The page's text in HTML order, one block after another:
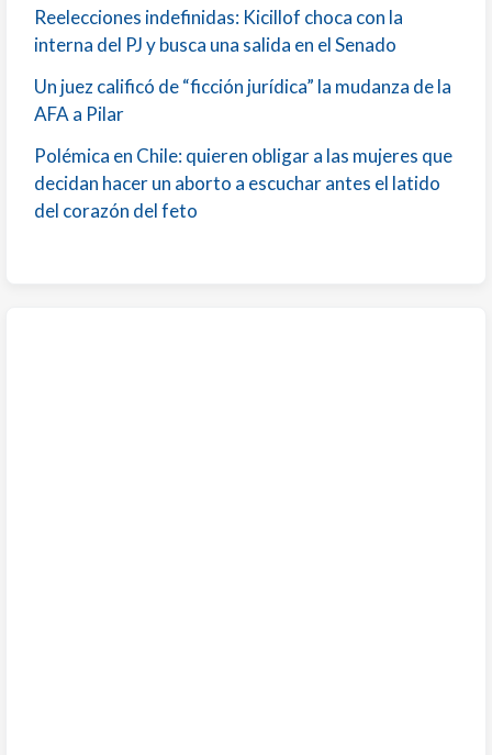
Reelecciones indefinidas: Kicillof choca con la
interna del PJ y busca una salida en el Senado
Un juez calificó de “ficción jurídica” la mudanza de la
AFA a Pilar
Polémica en Chile: quieren obligar a las mujeres que
decidan hacer un aborto a escuchar antes el latido
del corazón del feto